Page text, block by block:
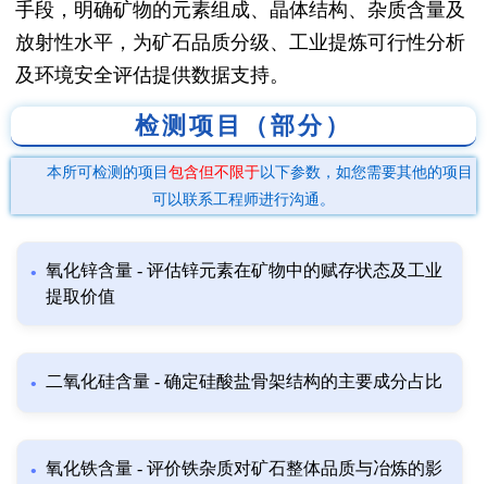
手段，明确矿物的元素组成、晶体结构、杂质含量及
放射性水平，为矿石品质分级、工业提炼可行性分析
及环境安全评估提供数据支持。
检测项目（部分）
本所可检测的项目 包含但不限于以下参数，如您需要其他的项目
可以联系工程师进行沟通。
氧化锌含量 - 评估锌元素在矿物中的赋存状态及工业
提取价值
二氧化硅含量 - 确定硅酸盐骨架结构的主要成分占比
氧化铁含量 - 评价铁杂质对矿石整体品质与冶炼的影